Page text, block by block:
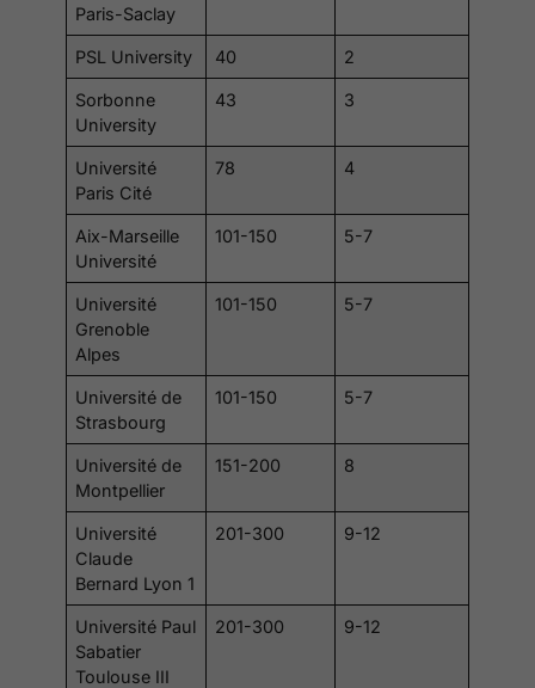
Paris-Saclay
PSL University 40 2
Sorbonne
University
43 3
Université
Paris Cité
78 4
Aix-Marseille
Université
101-150 5-7
Université
Grenoble
Alpes
101-150 5-7
Université de
Strasbourg
101-150 5-7
Université de
Montpellier
151-200 8
Université
Claude
Bernard Lyon 1
201-300 9-12
Université Paul
Sabatier
Toulouse III
201-300 9-12